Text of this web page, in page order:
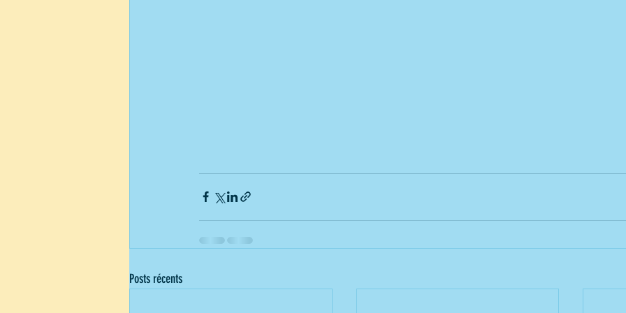
Posts récents